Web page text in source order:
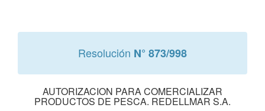
Resolución N° 873/998
AUTORIZACION PARA COMERCIALIZAR
PRODUCTOS DE PESCA. REDELLMAR S.A.